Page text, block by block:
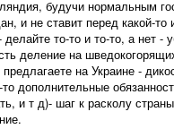
будучи нормальным
и не ставит перед какой-
то-то и то-то, а нет
деление на
на Украине -
то дополнительные
и т д)- шаг к расколу